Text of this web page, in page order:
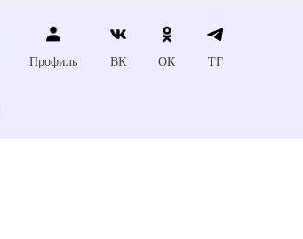
Профиль ВК ОК ТГ